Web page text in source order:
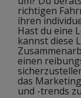
richtigen
ihren
Hast du eine
kannst diese
einen
das
und -trends